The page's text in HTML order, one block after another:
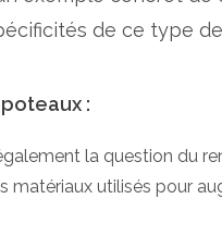
de ce type
:
la question du
matériaux utilisés pour